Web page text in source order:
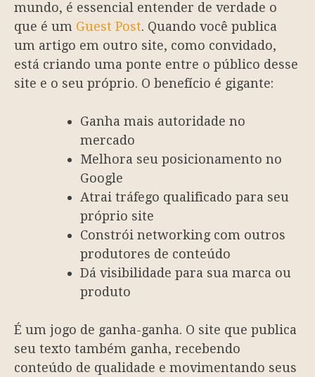
mundo, é essencial entender de verdade o
que é um Guest Post. Quando você publica
um artigo em outro site, como convidado,
está criando uma ponte entre o público desse
site e o seu próprio. O benefício é gigante:
Ganha mais autoridade no
mercado
Melhora seu posicionamento no
Google
Atrai tráfego qualificado para seu
próprio site
Constrói networking com outros
produtores de conteúdo
Dá visibilidade para sua marca ou
produto
É um jogo de ganha-ganha. O site que publica
seu texto também ganha, recebendo
conteúdo de qualidade e movimentando seus